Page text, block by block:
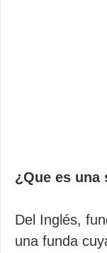
¿Que es una
Del Inglés,
una funda